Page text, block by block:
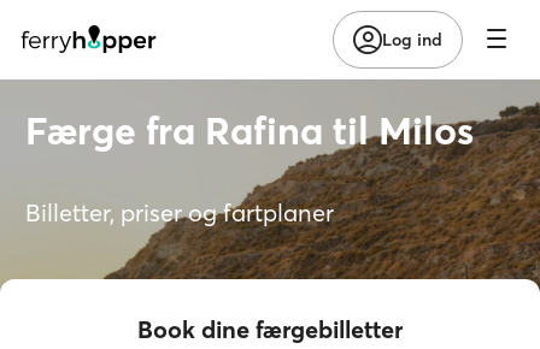
Log ind
Færge fra Rafina til Milos
Billetter, priser og fartplaner
Book dine færgebilletter